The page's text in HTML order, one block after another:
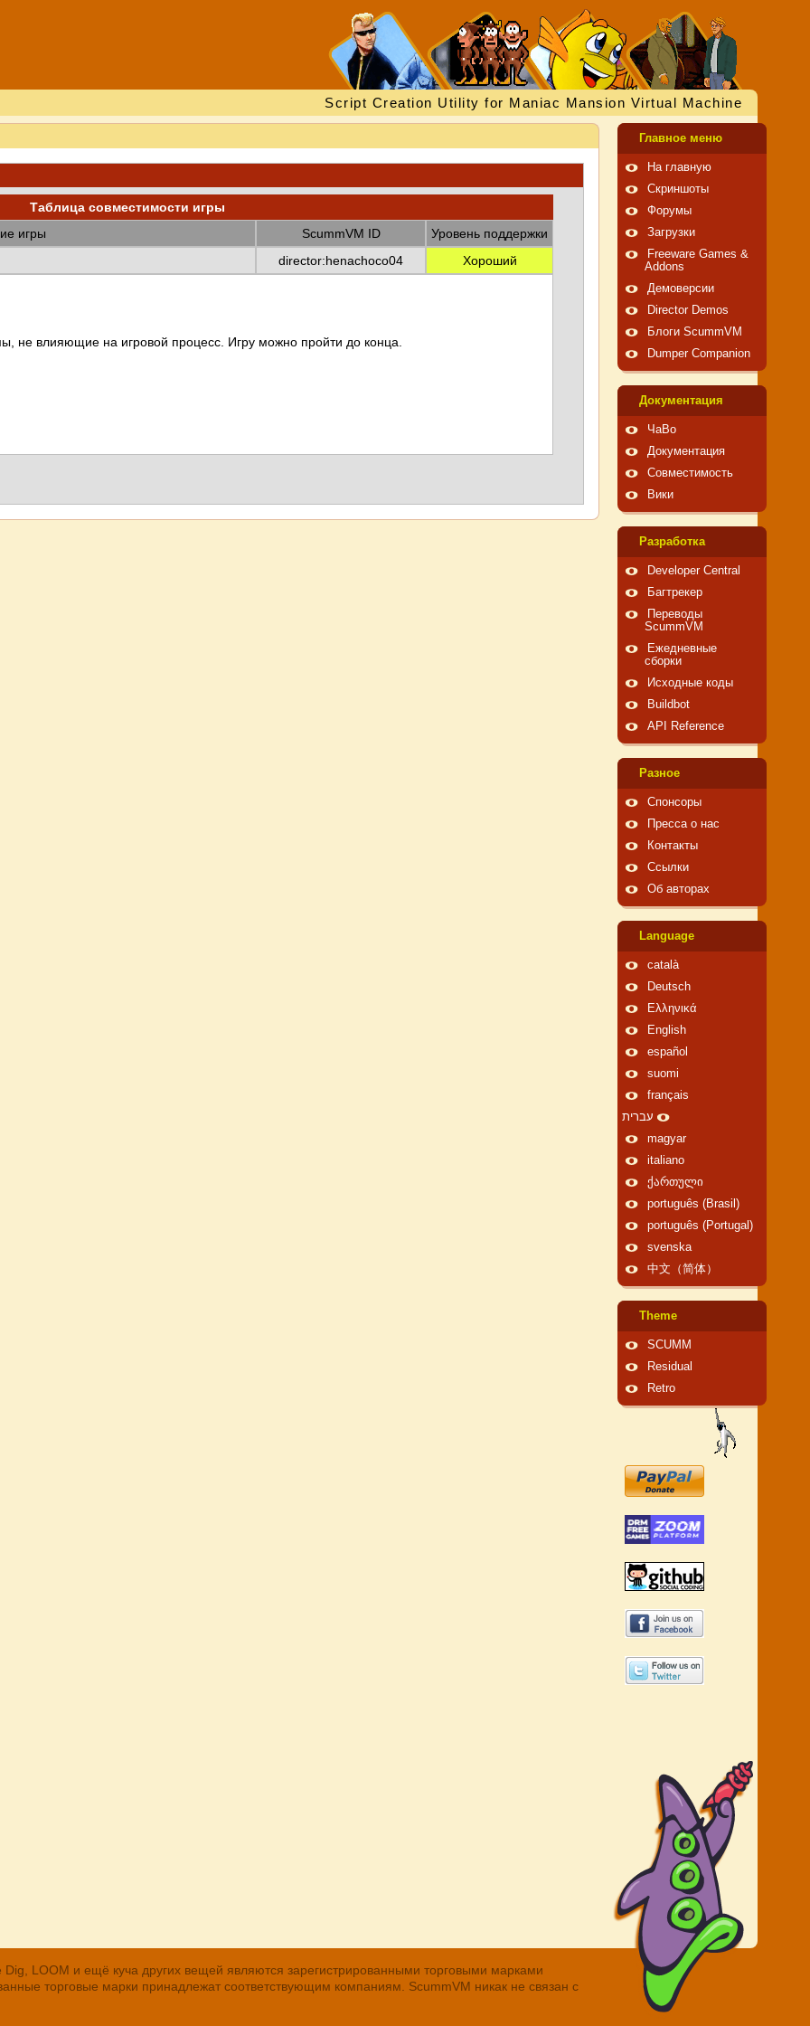
Script Creation Utility for Maniac Mansion Virtual Machine
Таблица совместимости игры
игры
ScummVM ID
Уровень поддержки
director:henachoco04 Хороший
не влияющие на игровой процесс. Игру можно пройти до конца.
Главное меню
На главную
Скриншоты
Форумы
Загрузки
Freeware Games &
Addons
Демоверсии
Director Demos
Блоги ScummVM
Dumper Companion
Документация
ЧаВо
Документация
Совместимость
Вики
Pазработка
Developer Central
Багтрекер
Переводы
ScummVM
Ежедневные
сборки
Исходные коды
Buildbot
API Reference
Pазное
Спонсоры
Пресса о нас
Контакты
Ссылки
Об авторах
Language
català
Deutsch
Ελληνικά
English
español
suomi
français
עברית
magyar
italiano
ქართული
português (Brasil)
português (Portugal)
svenska
中文（简体）
Theme
SCUMM
Residual
Retro
LOOM и ещё куча других вещей являются зарегистрированными торговыми марками
торговые марки принадлежат соответствующим компаниям. ScummVM никак не связан с